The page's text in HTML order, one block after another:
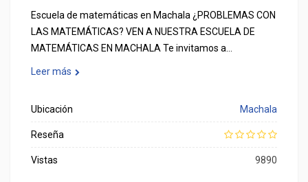
Escuela de matemáticas en Machala ¿PROBLEMAS CON
LAS MATEMÁTICAS? VEN A NUESTRA ESCUELA DE
MATEMÁTICAS EN MACHALA Te invitamos a…
Leer más
Ubicación Machala
Reseña
Vistas 9890